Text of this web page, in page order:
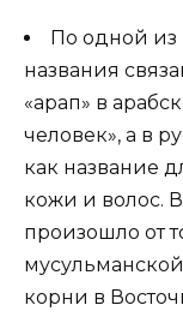
По одной
названия
«арап» в
человек», а в
как название
кожи и волос.
произошло от
корни в